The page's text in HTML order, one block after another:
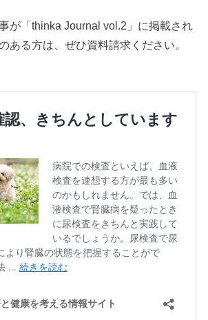
が「thinka Journal vol.2」に掲載され
ある方は、ぜひ資料請求ください。